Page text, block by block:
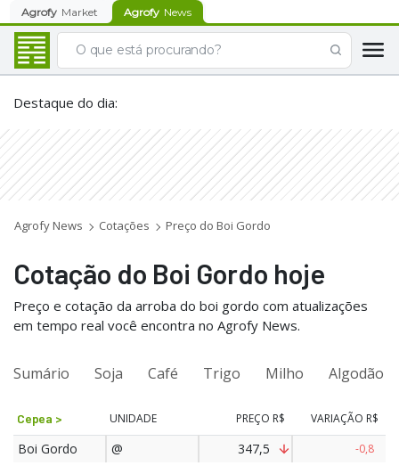
Agrofy Market Agrofy News
Destaque do dia:
Agrofy News Cotações Preço do Boi Gordo
Cotação do Boi Gordo hoje
Preço e cotação da arroba do boi gordo com atualizações
em tempo real você encontra no Agrofy News.
Sumário Soja Café Trigo Milho Algodão
Cepea > UNIDADE PREÇO R$ VARIAÇÃO R$
Boi Gordo @ 347,5 -0,8